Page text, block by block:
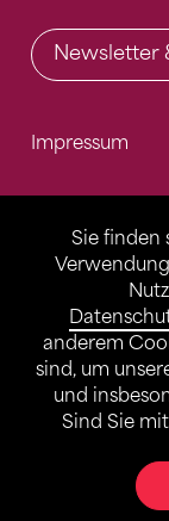
Sie finden
anderem
sind, um
und
Sind Sie
Newsletter
Impressum